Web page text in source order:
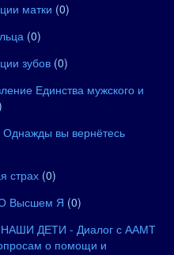
матки (0)
(0)
зубов (0)
Единства мужского и
Однажды вы вернётесь
страх (0)
О Высшем Я (0)
НАШИ ДЕТИ - Диалог с ААМТ
о помощи и